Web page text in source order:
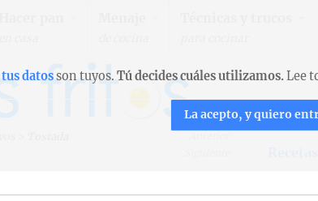
tus datosson tuyos. Tú decides cuáles utilizamos.Lee
La acepto, y quiero